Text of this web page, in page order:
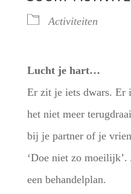
Activiteiten
Lucht je hart…
Er zit je iets dwars. Er
het niet meer
bij je partner of je
‘Doe niet zo moeilijk’.
een behandelplan.